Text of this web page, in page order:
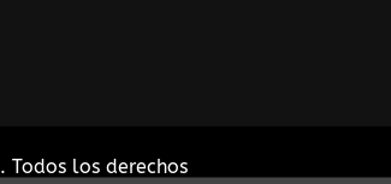
. Todos los derechos